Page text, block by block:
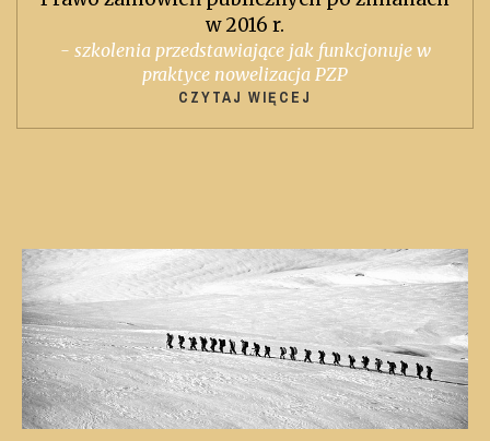
w 2016 r.
- szkolenia przedstawiające jak funkcjonuje w
praktyce nowelizacja PZP
CZYTAJ WIĘCEJ